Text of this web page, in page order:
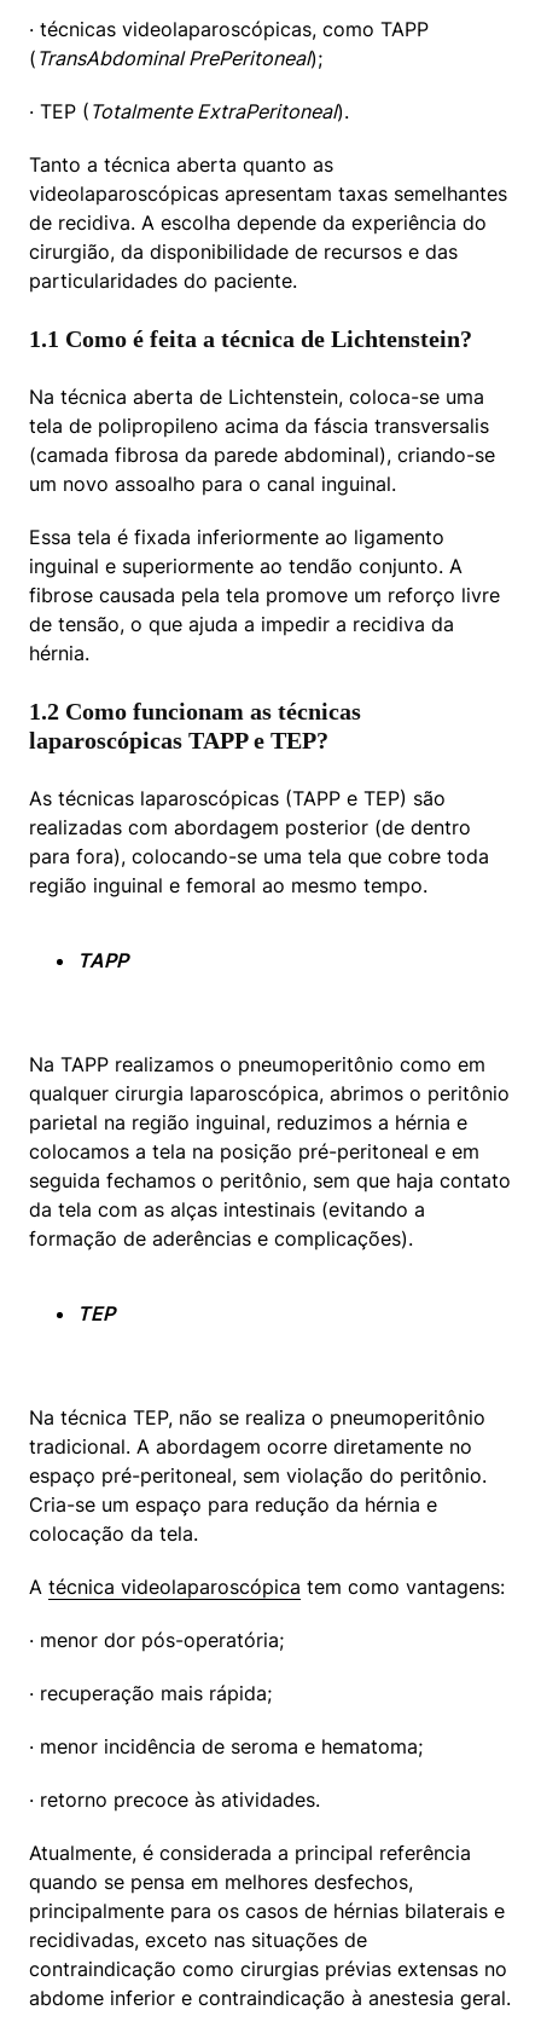
· técnicas videolaparoscópicas, como TAPP
( TransAbdominal PrePeritoneal);
· TEP ( Totalmente ExtraPeritoneal).
Tanto a técnica aberta quanto as
videolaparoscópicas apresentam taxas semelhantes
de recidiva. A escolha depende da experiência do
cirurgião, da disponibilidade de recursos e das
particularidades do paciente.
1.1 Como é feita a técnica de Lichtenstein?
Na técnica aberta de Lichtenstein, coloca-se uma
tela de polipropileno acima da fáscia transversalis
(camada fibrosa da parede abdominal), criando-se
um novo assoalho para o canal inguinal.
Essa tela é fixada inferiormente ao ligamento
inguinal e superiormente ao tendão conjunto. A
fibrose causada pela tela promove um reforço livre
de tensão, o que ajuda a impedir a recidiva da
hérnia.
1.2 Como funcionam as técnicas
laparoscópicas TAPP e TEP?
As técnicas laparoscópicas (TAPP e TEP) são
realizadas com abordagem posterior (de dentro
para fora), colocando-se uma tela que cobre toda
região inguinal e femoral ao mesmo tempo.
TAPP
Na TAPP realizamos o pneumoperitônio como em
qualquer cirurgia laparoscópica, abrimos o peritônio
parietal na região inguinal, reduzimos a hérnia e
colocamos a tela na posição pré-peritoneal e em
seguida fechamos o peritônio, sem que haja contato
da tela com as alças intestinais (evitando a
formação de aderências e complicações).
TEP
Na técnica TEP, não se realiza o pneumoperitônio
tradicional. A abordagem ocorre diretamente no
espaço pré-peritoneal, sem violação do peritônio.
Cria-se um espaço para redução da hérnia e
colocação da tela.
A técnica videolaparoscópica tem como vantagens:
· menor dor pós-operatória;
· recuperação mais rápida;
· menor incidência de seroma e hematoma;
· retorno precoce às atividades.
Atualmente, é considerada a principal referência
quando se pensa em melhores desfechos,
principalmente para os casos de hérnias bilaterais e
recidivadas, exceto nas situações de
contraindicação como cirurgias prévias extensas no
abdome inferior e contraindicação à anestesia geral.